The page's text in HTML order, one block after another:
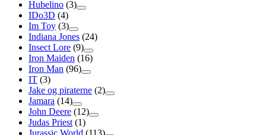
Hubelino (3)
IDo3D (4)
Im Toy (3)
Indiana Jones (24)
Insect Lore (9)
Iron Maiden (16)
Iron Man (96)
IT (3)
Jake og piraterne (2)
Jamara (14)
John Deere (12)
Judas Priest (1)
Jurassic World (113)